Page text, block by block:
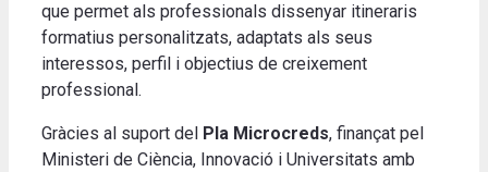
que permet als professionals dissenyar itineraris
formatius personalitzats, adaptats als seus
interessos, perfil i objectius de creixement
professional.
Gràcies al suport del Pla Microcreds, finançat pel
Ministeri de Ciència, Innovació i Universitats amb